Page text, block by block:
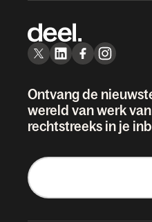
Ontvang de
wereld van werk
rechtstreeks in je